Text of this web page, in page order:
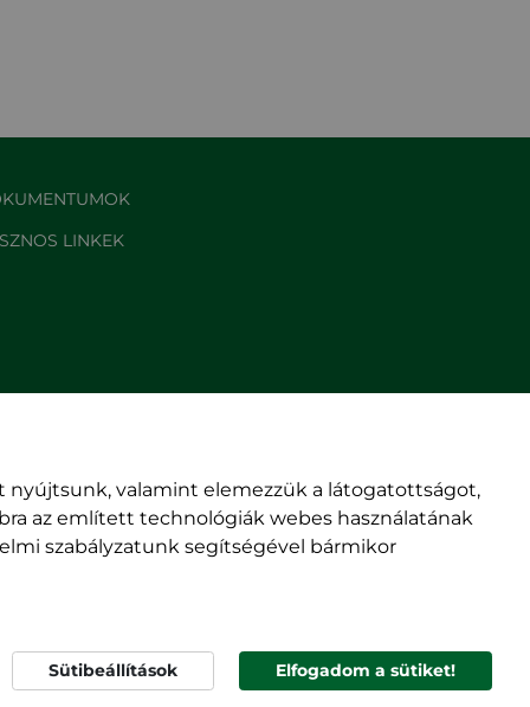
LINKEK
nyújtsunk, valamint elemezzük a látogatottságot,
az említett technológiák webes használatának
szabályzatunk segítségével bármikor
Sütibeállítások Elfogadom a sütiket!